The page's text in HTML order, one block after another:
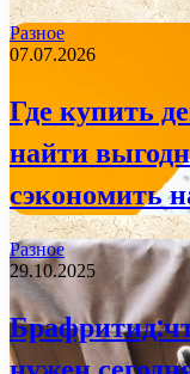
Разное
07.07.2026
Где купить
найти
сэкономить
Разное
29.10.2025